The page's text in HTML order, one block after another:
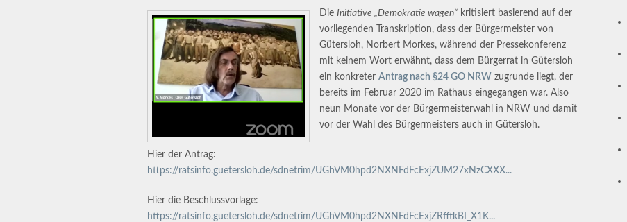
Die Initiative „Demokratie wagen“ kritisiert basierend auf der
vorliegenden Transkription, dass der Bürgermeister von
Gütersloh, Norbert Morkes, während der Pressekonferenz
mit keinem Wort erwähnt, dass dem Bürgerrat in Gütersloh
ein konkreter Antrag nach §24 GO NRW zugrunde liegt, der
bereits im Februar 2020 im Rathaus eingegangen war. Also
neun Monate vor der Bürgermeisterwahl in NRW und damit
vor der Wahl des Bürgermeisters auch in Gütersloh.
Hier der Antrag:
https://ratsinfo.guetersloh.de/sdnetrim/UGhVM0hpd2NXNFdFcExjZUM27xNzCXXX...
Hier die Beschlussvorlage:
https://ratsinfo.guetersloh.de/sdnetrim/UGhVM0hpd2NXNFdFcExjZRfftkBI_X1K...